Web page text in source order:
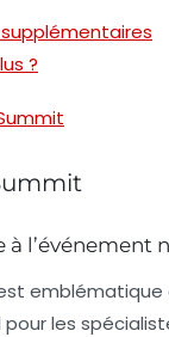
?
à l’événement
emblématique
les